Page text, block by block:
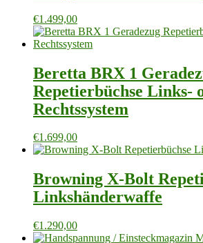
€1.499,00
Beretta BRX 1
Repetierbüchse Links-
Rechtssystem
€1.699,00
Browning X-Bolt
Linkshänderwaffe
€1.290,00